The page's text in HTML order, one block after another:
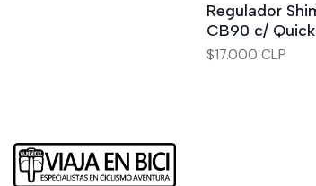
Regulador
CB90 c/
$17.000 CLP